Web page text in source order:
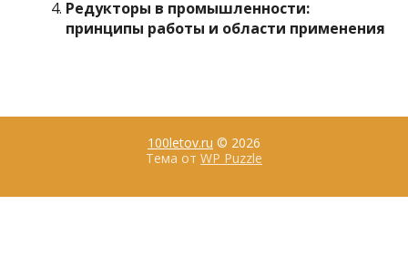
Редукторы в промышленности:
принципы работы и области применения
100letov.ru © 2026
Тема от WP Puzzle